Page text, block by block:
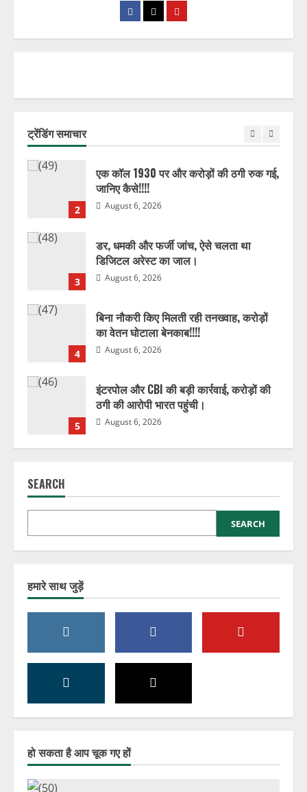
ट्रेंडिंग समाचार
1
डिजिटल गिरफ्तारी का डर दिखाकर बुजुर्ग से ठगों
2
एक कॉल 1930 पर और करोड़ों की ठगी रुक गई,
जानिए कैसे!!!!
August 6, 2026
3
डर, धमकी और फर्जी जांच, ऐसे चलता था
डिजिटल अरेस्ट का जाल।
August 6, 2026
4
बिना नौकरी किए मिलती रही तनख्वाह, करोड़ों
का वेतन घोटाला बेनकाब!!!!
August 6, 2026
5
इंटरपोल और CBI की बड़ी कार्रवाई, करोड़ों की
ठगी की आरोपी भारत पहुंची।
August 6, 2026
1 August 6, 2026
एक कॉल 1930 पर और करोड़ों की ठगी रुक गई,
जानिए कैसे!!!!
August 6, 2026
4
बिना नौकरी किए मिलती रही तनख्वाह, करोड़ों
SEARCH
SEARCH
हमारे साथ जुड़ें
हो सकता है आप चूक गए हों